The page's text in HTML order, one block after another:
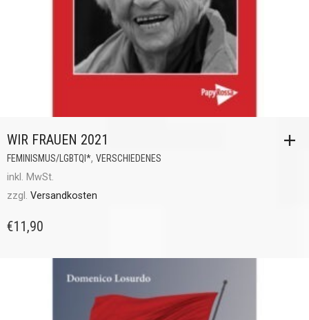
WIR FRAUEN 2021
FEMINISMUS/LGBTQI*, VERSCHIEDENES
inkl. MwSt.
zzgl. Versandkosten
€11,90